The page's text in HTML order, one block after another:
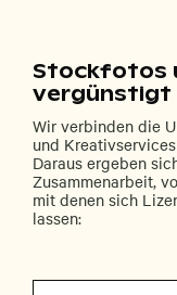
Stockfotos
vergünstigt
Wir verbinden die
und
Daraus ergeben
Zusammenarbeit,
mit denen sich
lassen: